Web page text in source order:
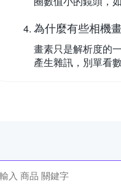
為什麼有些相機
畫素只是解析度的
產生雜訊，別單看